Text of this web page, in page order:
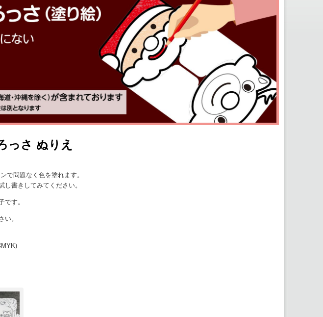
っさ ぬりえ
で問題なく色を塗れます。
書きしてみてください。
す。
い。